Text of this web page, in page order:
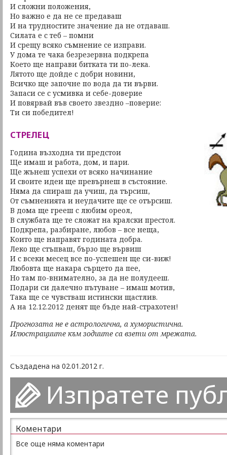
И сложни положения,
Но важно е да не се предаваш
И на трудностите значение да не отдаваш.
Силата е с теб – помни
И срещу всяко съмнение се изправи.
У дома те чака безрезервна подкрепа
Което ще направи битката ти по-лека.
Лятото ще дойде с добри новини,
Всичко ще започне по вода да ти върви.
Запаси се с усмивка и себе-доверие
И повярвай във своето звездно –поверие:
Ти си победител!
СТРЕЛЕЦ
Година възходна ти предстои
Ще имаш и работа, дом, и пари.
Ще жънеш успехи от всяко начинание
И своите идеи ще превърнеш в състояние.
Няма да спираш да учиш, да търсиш,
От съмненията и неудачите ще се отърсиш.
В дома ще грееш с любим ореол,
В службата ще те сложат на кралски престол.
Подкрепа, разбиране, любов – все неща,
Които ще направят годината добра.
Леко ще стъпваш, бързо ще вървиш
И с всеки месец все по-успешен ще си-виж!
Любовта ще накара сърцето да пее,
Но там по-внимателно, за да не полудееш.
Подари си далечно пътуване – имаш мотив,
Така ще се чувстваш истински щастлив.
А на 12.12.2012 денят ще бъде най-страхотен!
Прогнозата не е астрологична, а хумористична.
Илюстрациите към зодиите са взети от мрежата.
Създадена на 02.01.2012 г.
Изпратете
Коментари
Все още няма коментари